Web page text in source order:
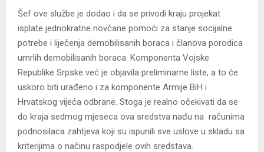
Šef ove službe je dodao i da se privodi kraju projekat
isplate jednokratne novčane pomoći za stanje socijalne
potrebe i liječenja demobilisanih boraca i članova porodica
umrlih demobilisanih boraca. Komponenta Vojske
Republike Srpske već je objavila preliminarne liste, a to će
uskoro biti urađeno i za komponente Armije BiH i
Hrvatskog vijeća odbrane. Stoga je realno očekivati da se
do kraja sedmog mjeseca ova sredstva nađu na računima
podnosilaca zahtjeva koji su ispunili sve uslove u skladu sa
kriterijima o načinu raspodjele ovih sredstava.